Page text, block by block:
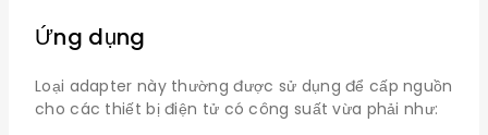
Ứng dụng
Loại adapter này thường được sử dụng để cấp nguồn
cho các thiết bị điện tử có công suất vừa phải như: